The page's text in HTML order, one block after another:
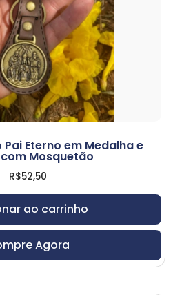
Eterno em Medalha e
Mosquetão
R$52,50
ao carrinho
Agora